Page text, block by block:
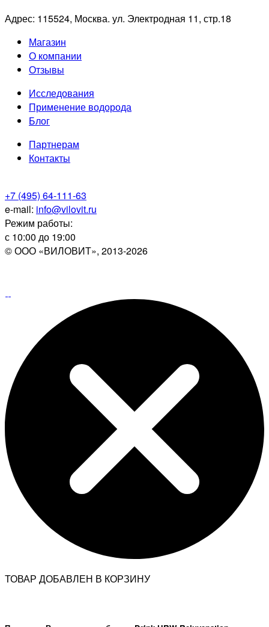
Адрес: 115524, Москва. ул. Электродная 11, стр.18
Магазин
О компании
Отзывы
Исследования
Применение водорода
Блог
Партнерам
Контакты
+7 (495) 64-111-63
e-mail: info@vilovit.ru
Режим работы:
с 10:00 до 19:00
© ООО «ВИЛОВИТ», 2013-2026
ТОВАР ДОБАВЛЕН В КОРЗИНУ